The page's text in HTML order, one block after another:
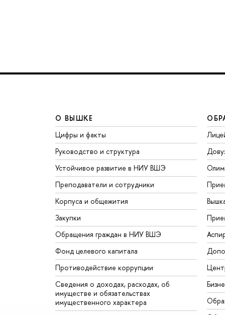
О ВЫШКЕ
Цифры и факты
Руководство и структура
Устойчивое развитие в НИУ ВШЭ
Преподаватели и сотрудники
Корпуса и общежития
Закупки
Обращения граждан в НИУ ВШЭ
Фонд целевого капитала
Противодействие коррупции
Сведения о доходах, расходах, об
имуществе и обязательствах
имущественного характера